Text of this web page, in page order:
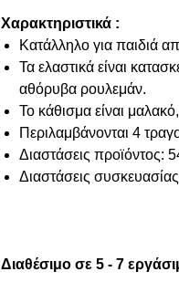
Χαρακτηριστικά :
Κατάλληλο για παιδιά
Τα ελαστικά είναι
αθόρυβα ρουλεμάν.
Το κάθισμα είναι
Περιλαμβάνονται 4
Διαστάσεις προϊόντος:
Διαστάσεις
Διαθέσιμο σε 5 - 7